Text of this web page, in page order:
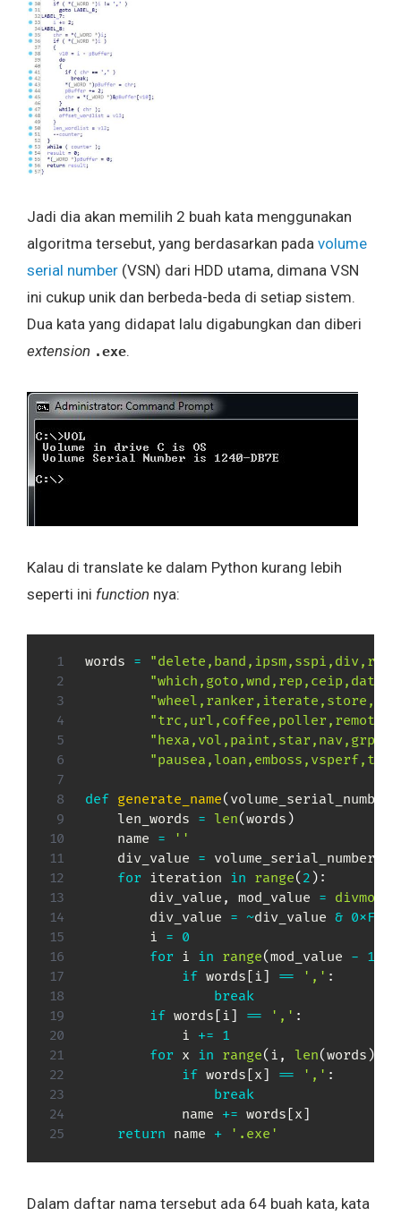
Jadi dia akan memilih 2 buah kata menggunakan
algoritma tersebut, yang berdasarkan pada volume
serial number (VSN) dari HDD utama, dimana VSN
ini cukup unik dan berbeda-beda di setiap sistem.
Dua kata yang didapat lalu digabungkan dan diberi
extension .exe.
Kalau di translate ke dalam Python kurang lebih
seperti ini function nya:
words =
def generate_name( volume_serial_number
    len_words
= len(words )
    name
=
''
    div_value
= volume_serial_number
for iteration in range( 2 ) :
        div_value
, mod_value = divmod
        div_value
= ~div_value &
        i
= 0
for i in range(mod_value - 1
if words i == ',' :
break
if words i == ',' :
            i
+= 1
for x in range( i , len(words )
if words x == ',' :
break
            name
+= words x
return name + '.exe'
Dalam daftar nama tersebut ada 64 buah kata, kata